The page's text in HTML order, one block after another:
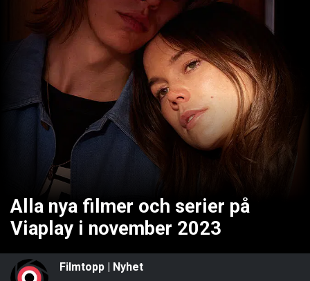
Alla nya filmer och serier på
Viaplay i november 2023
Filmtopp Nyhet